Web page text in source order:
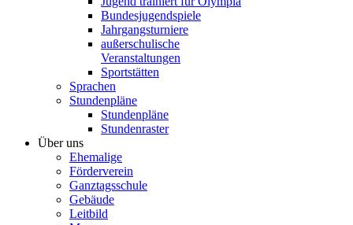
Bundesjugendspiele
Jahrgangsturniere
außerschulische
Veranstaltungen
Sportstätten
Sprachen
Stundenpläne
Stundenpläne
Stundenraster
Über uns
Ehemalige
Förderverein
Ganztagsschule
Gebäude
Leitbild